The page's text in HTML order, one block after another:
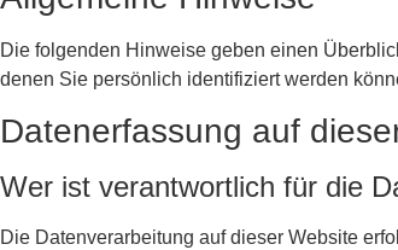
Die folgenden Hinweise geben einen
denen Sie persönlich identifiziert werden
Datenerfassung auf
Wer ist verantwortlich für die
Die Datenverarbeitung auf dieser Website